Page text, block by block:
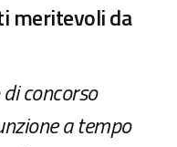
meritevoli da
concorso
a tempo